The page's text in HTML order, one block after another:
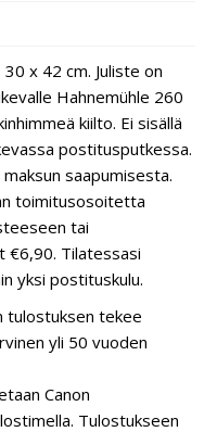
x 42 cm. Juliste on
Hahnemühle 260
kiilto. Ei sisällä
postitusputkessa.
saapumisesta.
toimitusosoitetta
tai
€6,90. Tilatessasi
yksi postituskulu.
tulostuksen tekee
yli 50 vuoden
Canon
Tulostukseen